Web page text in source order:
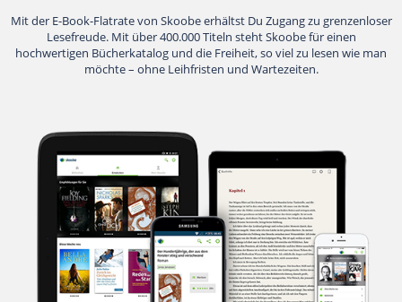
Suche
Mit der E-Book-Flatrate von Skoobe erhältst Du Zugang zu grenzenloser
Lesefreude. Mit über 400.000 Titeln steht Skoobe für einen
hochwertigen Bücherkatalog und die Freiheit, so viel zu lesen wie man
möchte – ohne Leihfristen und Wartezeiten.